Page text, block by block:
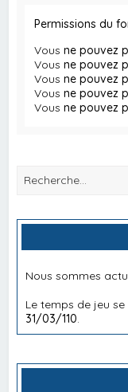
Permissions du
Vousne pouvez
Vousne pouvez
Vousne pouvez
Vousne pouvez
Vousne pouvez
Nous sommes
Le temps de jeu
31/03/110